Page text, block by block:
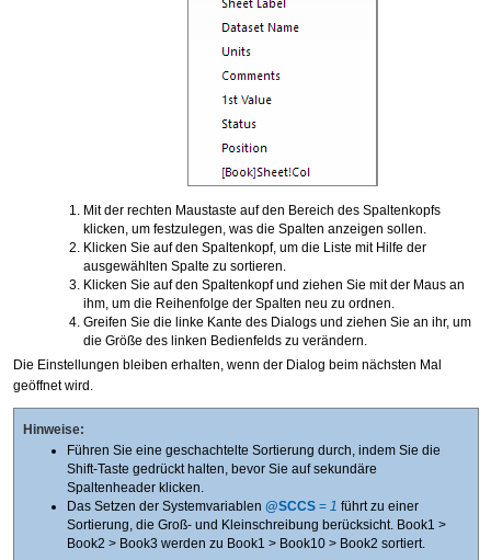
Mit der rechten Maustaste auf den Bereich des Spaltenkopfs
klicken, um festzulegen, was die Spalten anzeigen sollen.
Klicken Sie auf den Spaltenkopf, um die Liste mit Hilfe der
ausgewählten Spalte zu sortieren.
Klicken Sie auf den Spaltenkopf und ziehen Sie mit der Maus an
ihm, um die Reihenfolge der Spalten neu zu ordnen.
Greifen Sie die linke Kante des Dialogs und ziehen Sie an ihr, um
die Größe des linken Bedienfelds zu verändern.
Die Einstellungen bleiben erhalten, wenn der Dialog beim nächsten Mal
geöffnet wird.
Hinweise:
Führen Sie eine geschachtelte Sortierung durch, indem Sie die
Shift-Taste gedrückt halten, bevor Sie auf sekundäre
Spaltenheader klicken.
Das Setzen der Systemvariablen @SCCS = 1 führt zu einer
Sortierung, die Groß- und Kleinschreibung berücksicht. Book1 >
Book2 > Book3 werden zu Book1 > Book10 > Book2 sortiert.